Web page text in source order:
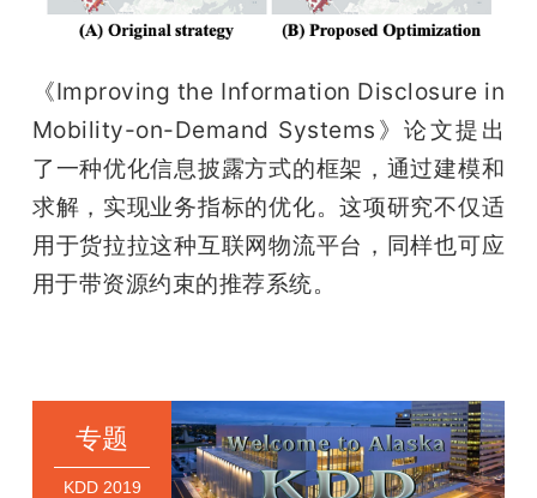
《Improving the Information Disclosure in
Mobility-on-Demand Systems》论文提出
了一种优化信息披露方式的框架，通过建模和
求解，实现业务指标的优化。这项研究不仅适
用于货拉拉这种互联网物流平台，同样也可应
用于带资源约束的推荐系统。
专题
KDD 2019